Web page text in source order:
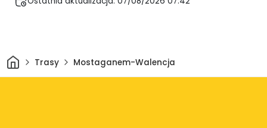
DomTrasy Mostaganem-Walencja